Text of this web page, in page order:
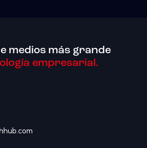
medios más grande
empresarial.